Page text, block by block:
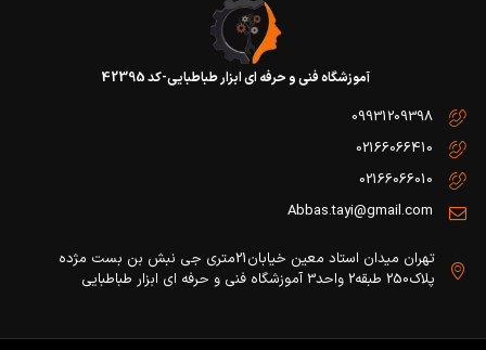
آموزشگاه فنی و حرفه ای ابزار طباطبایی-کد 42395
09931209398
02166066410
02166066010
Abbas.tayi@gmail.com
تهران میدان استاد معین خیابان21متری جی نبش بن بست مژده
پلاک250 طبقه2 واحد3 آموزشگاه فنی و حرفه ای ابزار طباطبایی